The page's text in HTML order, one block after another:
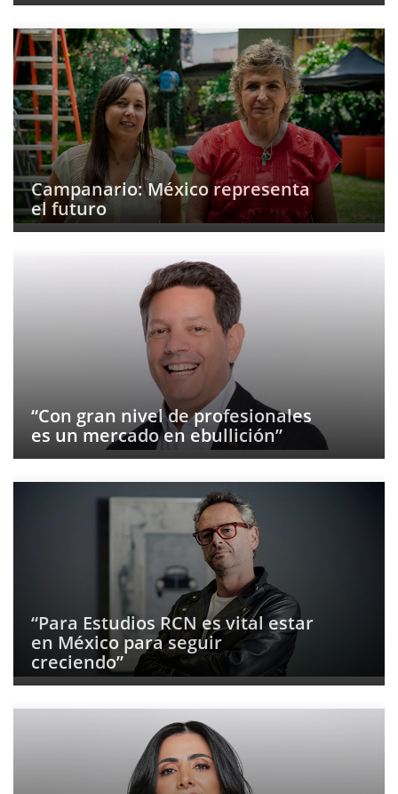
Campanario: México representa
el futuro
“Con gran nivel de profesionales
es un mercado en ebullición”
“Para Estudios RCN es vital estar
en México para seguir
creciendo”